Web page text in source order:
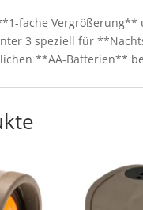
fache
3 speziell für
**AA-Batterien**